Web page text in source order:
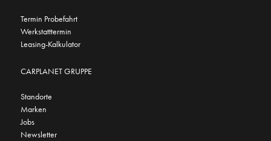
Termin Probefahrt
Werkstatttermin
Leasing-Kalkulator
CARPLANET GRUPPE
Standorte
Marken
Jobs
Newsletter